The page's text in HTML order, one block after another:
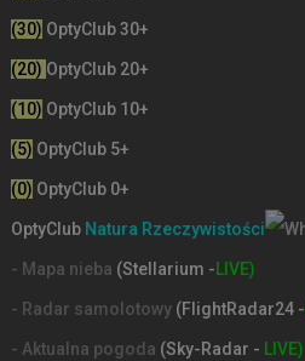
(30) OptyClub 30+
(20) OptyClub 20+
(10) OptyClub 10+
(5) OptyClub 5+
(0) OptyClub 0+
OptyClub Natura Rzeczywistości
- Mapa nieba (Stellarium -LIVE)
- Radar samolotowy (FlightRadar24 -
- Aktualna pogoda (Sky-Radar - LIVE)